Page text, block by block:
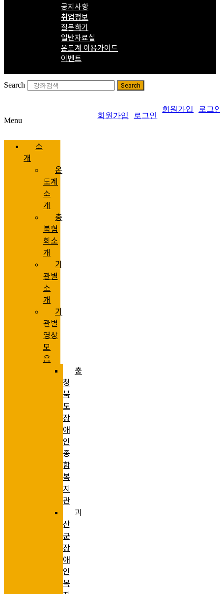
공지사항
취업정보
질문하기
일반자료실
온도계 이용가이드
이벤트
Search Search
회원가입 로그
회원가입 로그인
Menu
소
개
온
도계
소
개
충
북협
회소
개
기
관별
소
개
기
관별
영상
모
음
충
청
북
도
장
애
인
종
합
복
지
관
괴
산
군
장
애
인
복